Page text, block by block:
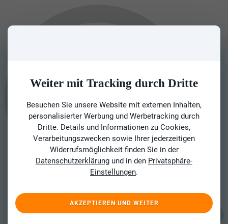
Weiter mit Tracking durch Dritte
Besuchen Sie unsere Website mit externen Inhalten,
personalisierter Werbung und Werbetracking durch
Dritte. Details und Informationen zu Cookies,
Verarbeitungszwecken sowie Ihrer jederzeitigen
Widerrufsmöglichkeit finden Sie in der
Datenschutzerklärung und in den Privatsphäre-
Einstellungen.
AKZEPTIEREN UND WEITER